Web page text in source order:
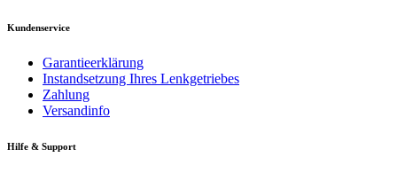
Kundenservice
Garantieerklärung
Instandsetzung Ihres Lenkgetriebes
Zahlung
Versandinfo
Hilfe & Support